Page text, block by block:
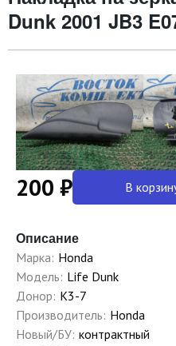
Dunk 2001 JB3
200 ₽ В
Описание
Марка: Honda
Модель: Life Dunk
Донор: K3-7
Производитель: Honda
Новый/БУ: контрактный